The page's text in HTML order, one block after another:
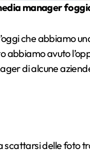
manager
che abbiamo
abbiamo avuto
di alcune
scattarsi delle foto